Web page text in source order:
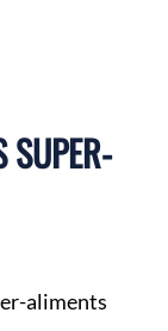
SUPER-
aliments